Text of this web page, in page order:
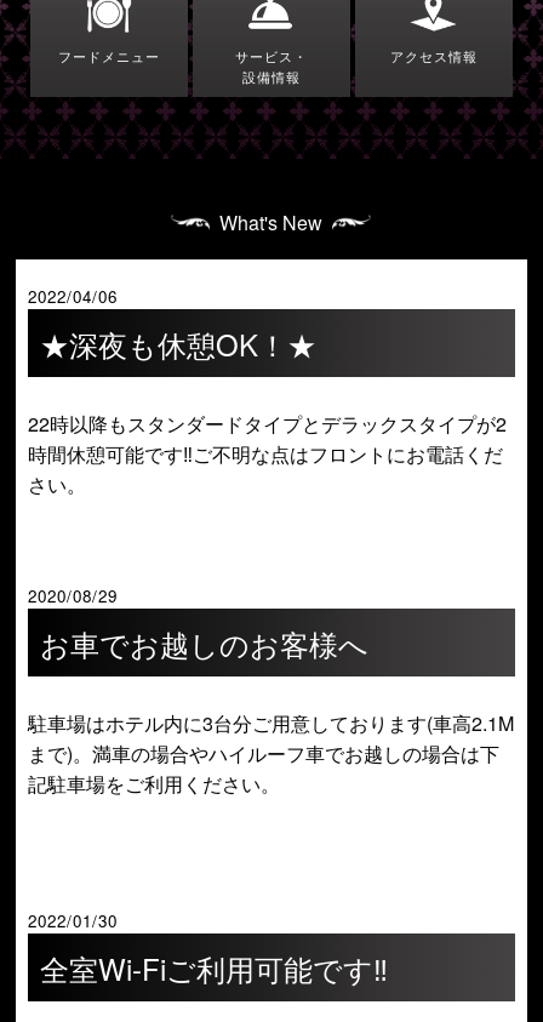
フードメニュー
サービス・
設備情報
アクセス情報
What's New
2022/04/06
★深夜も休憩OK！★
22時以降もスタンダードタイプとデラックスタイプが2
時間休憩可能です‼ご不明な点はフロントにお電話くだ
さい。
2020/08/29
お車でお越しのお客様へ
駐車場はホテル内に3台分ご用意しております(車高2.1M
まで)。満車の場合やハイルーフ車でお越しの場合は下
記駐車場をご利用ください。
2022/01/30
全室Wi-Fiご利用可能です‼